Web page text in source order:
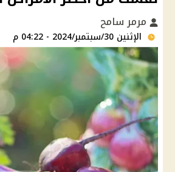
مرمر سامح
الإثنين 30/سبتمبر/2024 - 04:22 م